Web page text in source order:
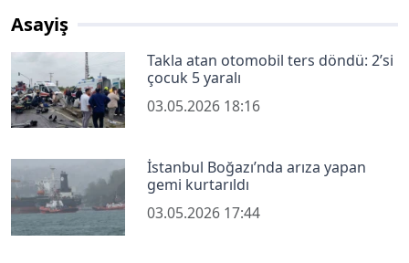
Asayiş
Takla atan otomobil ters döndü: 2’si
çocuk 5 yaralı
03.05.2026 18:16
İstanbul Boğazı’nda arıza yapan
gemi kurtarıldı
03.05.2026 17:44